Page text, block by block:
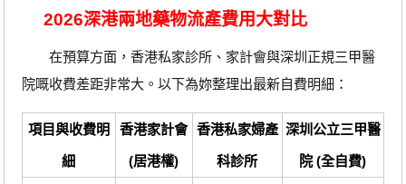
2026深港兩地藥物流產費用大對比
在預算方面，香港私家診所、家計會與深圳正規三甲醫
院嘅收費差距非常大。以下為妳整理出最新自費明細：
項目與收費明
細
香港家計會
(居港權)
香港私家婦產
科診所
深圳公立三甲醫
院 (全自費)